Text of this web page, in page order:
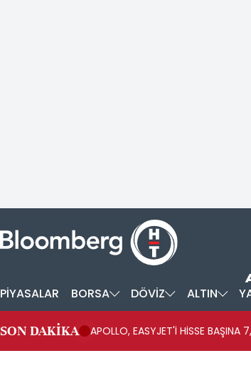
PİYASALAR BORSA DÖVİZ ALTIN
SON DAKİKA APOLLO, EASYJET'İ HİSSE BAŞINA